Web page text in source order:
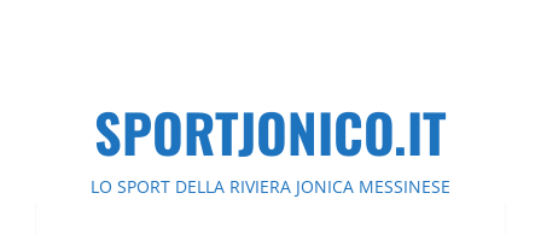
SPORTJONICO.IT
LO SPORT DELLA RIVIERA JONICA MESSINESE